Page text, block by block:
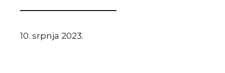
10. srpnja 2023.